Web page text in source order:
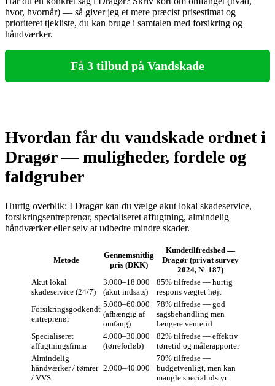
hvor, hvornår) — så giver jeg et mere præcist prisestimat og
prioriteret tjekliste, du kan bruge i samtalen med forsikring og
håndværker.
Få 3 tilbud på Vandskade
Hvordan får du vandskade ordnet i
Dragør — muligheder, fordele og
faldgruber
Hurtig overblik: I Dragør kan du vælge akut lokal skadeservice,
forsikringsentreprenør, specialiseret affugtning, almindelig
håndværker eller selv at udbedre mindre skader.
Metode
Gennemsnitlig
pris (DKK)
Kundetilfredshed —
Dragør (privat survey
2024, N=187)
Akut lokal
skadeservice (24/7)
3.000–18.000
(akut indsats)
85% tilfredse — hurtig
respons vægtet højt
Forsikringsgodkendt
entreprenør
5.000–60.000+
(afhængig af
omfang)
78% tilfredse — god
sagsbehandling men
længere ventetid
Specialiseret
affugtningsfirma
4.000–30.000
(tørreforløb)
82% tilfredse — effektiv
tørretid og målerapporter
Almindelig
håndværker / tømrer
/ VVS
2.000–40.000
70% tilfredse —
budgetvenligt, men kan
mangle specialudstyr